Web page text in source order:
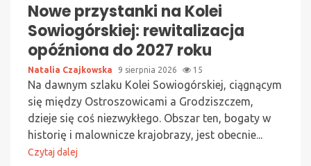
Nowe przystanki na Kolei
Sowiogórskiej: rewitalizacja
opóźniona do 2027 roku
Natalia Czajkowska 9 sierpnia 2026 15
Na dawnym szlaku Kolei Sowiogórskiej, ciągnącym
się między Ostroszowicami a Grodziszczem,
dzieje się coś niezwykłego. Obszar ten, bogaty w
historię i malownicze krajobrazy, jest obecnie...
Czytaj dalej